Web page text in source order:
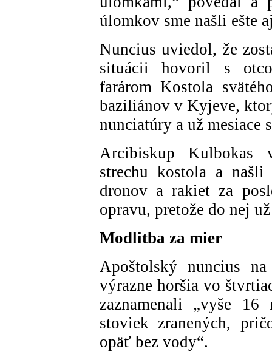
úlomkov sme našli ešte
Nuncius uviedol, že
situácii hovoril s
farárom Kostola
baziliánov v Kyjeve,
nunciatúry a už mesiace
Arcibiskup Kulbokas
strechu kostola a
dronov a rakiet za
opravu, pretože do nej
Modlitba za mier
Apoštolský nuncius
výrazne horšia vo
zaznamenali „vyše
stoviek zranených,
opäť bez vody“.